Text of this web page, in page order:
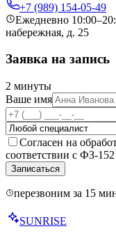
+7 (989) 154-05-49
Ежедневно
набережная, д. 25
Заявка на запись
2 минуты
Ваше имя
Согласен на
соответствии с ФЗ-
Записаться
перезвоним за 15
SUNRISE